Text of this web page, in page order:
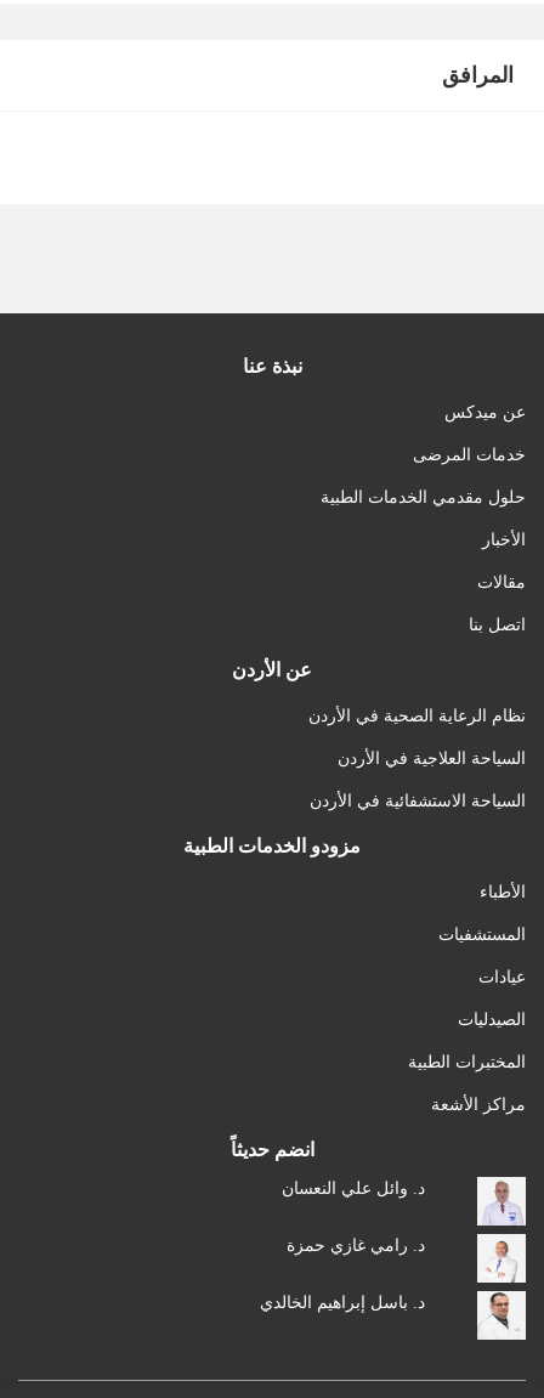
المرافق
نبذة عنا
عن ميدكس
خدمات المرضى
حلول مقدمي الخدمات الطبية
الأخبار
مقالات
اتصل بنا
عن الأردن
نظام الرعاية الصحية في الأردن
السياحة العلاجية في الأردن
السياحة الاستشفائية في الأردن
مزودو الخدمات الطبية
الأطباء
المستشفيات
عيادات
الصيدليات
المختبرات الطبية
مراكز الأشعة
انضم حديثاً
د. وائل علي النعسان
د. رامي غازي حمزة
د. باسل إبراهيم الخالدي